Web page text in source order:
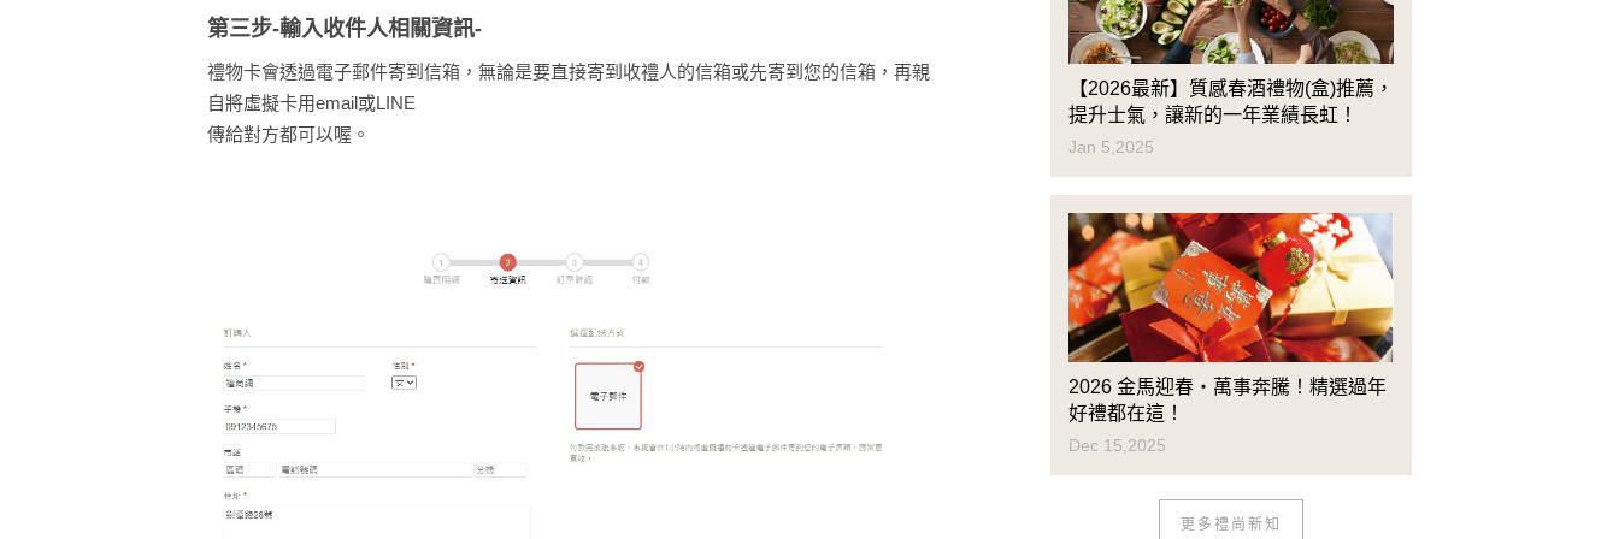
第三步-輸入收件人相關資訊-
禮物卡會透過電子郵件寄到信箱，無論是要直接寄到收禮人的信箱或先寄到您的信箱，再親
自將虛擬卡用email或LINE
傳給對方都可以喔。
【2026最新】質感春酒禮物(盒)推薦，
提升士氣，讓新的一年業績長虹！
Jan 5,2025
2026 金馬迎春・萬事奔騰！精選過年
好禮都在這！
Dec 15,2025
更多禮尚新知